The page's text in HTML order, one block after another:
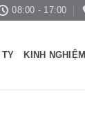
08:00 - 17:00
TY KINH NGHIỆM